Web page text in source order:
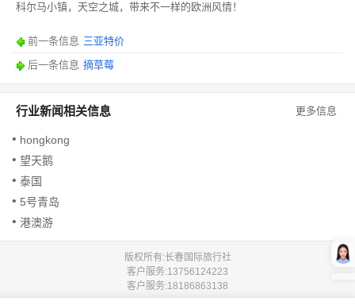
科尔马小镇，天空之城，带来不一样的欧洲风情！
前一条信息 三亚特价
后一条信息 摘草莓
更多信息
行业新闻相关信息
hongkong
望天鹅
泰国
5号青岛
港澳游
版权所有:长春国际旅行社
客户服务:13756124223
客户服务:18186863138